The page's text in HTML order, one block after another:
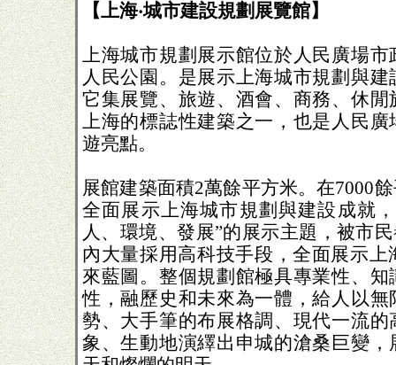
【上海‧城市建設規劃展覽館】
上海城市規劃展示館位於人民廣場
人民公園。是展示上海城市規劃與
它集展覽、旅遊、酒會、商務、休
上海的標誌性建築之一，也是人民
遊亮點。
展館建築面積2萬餘平方米。在7000
全面展示上海城市規劃與建設成就
人、環境、發展”的展示主題，被市
內大量採用高科技手段，全面展示上
來藍圖。整個規劃館極具專業性、
性，融歷史和未來為一體，給人以
勢、大手筆的布展格調、現代一流
象、生動地演繹出申城的滄桑巨變